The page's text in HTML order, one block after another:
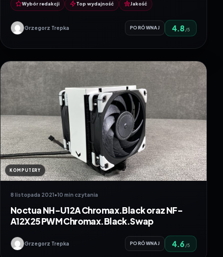
Wybór redakcji Top wydajność Jakość
Grzegorz Trepka PORÓWNAJ 4.8 /5
KOMPUTERY
8 listopada 2021•10 min czytania
Noctua NH-U12A Chromax.Black oraz NF-
A12X25 PWM Chromax.Black.Swap
Grzegorz Trepka PORÓWNAJ 4.6 /5